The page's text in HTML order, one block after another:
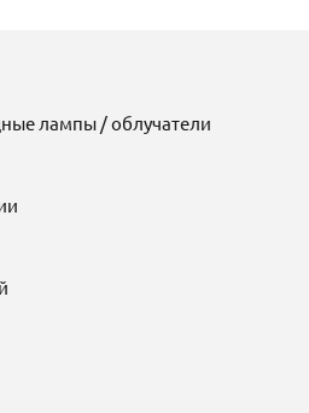
лампы / облучатели